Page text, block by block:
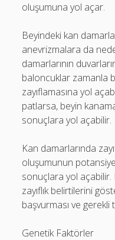
oluşumuna yol açar.
Beyindeki kan
anevrizmalara da
damarlarının
baloncuklar zamanla
zayıflamasına yol
patlarsa, beyin
sonuçlara yol açabilir.
Kan damarlarında
oluşumunun
sonuçlara yol açabilir.
zayıflık belirtilerini
başvurması ve gerekli
Genetik Faktörler